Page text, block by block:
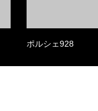
ポルシェ928